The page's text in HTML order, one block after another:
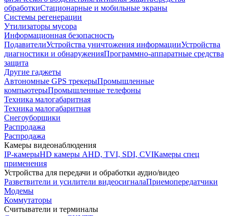
обработкиСтационарные и мобильные экраны
Системы регенерации
Утилизаторы мусора
Информационная безопасность
ПодавителиУстройства уничтожения информацииУстройства
диагностики и обнаруженияПрограммно-аппаратные средства
защита
Другие гаджеты
Автономные GPS трекерыПромышленные
компьютерыПромышленные телефоны
Техника малогабаритная
Техника малогабаритная
Снегоуборщики
Распродажа
Распродажа
Камеры видеонаблюдения
IP-камерыHD камеры AHD, TVI, SDI, CVIКамеры спец
применения
Устройства для передачи и обработки аудио/видео
Разветвители и усилители видеосигналаПриемопередатчики
Модемы
Коммутаторы
Считыватели и терминалы